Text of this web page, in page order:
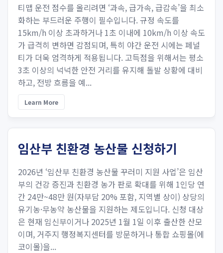
티맵 운전 점수를 올리려면 ‘과속, 급가속, 급감속’을 최소
화하는 부드러운 주행이 필수입니다. 규정 속도를
15km/h 이상 초과하거나 1초 이내에 10km/h 이상 속도
가 급격히 변하면 감점되며, 특히 야간 운전 시에는 페널
티가 더욱 엄격하게 적용됩니다. 고득점을 위해서는 평소
3초 이상의 넉넉한 안전 거리를 유지해 돌발 상황에 대비
하고, 전방 흐름을 예...
Learn More
임산부 친환경 농산물 신청하기
2026년 ‘임산부 친환경 농산물 꾸러미 지원 사업’은 임산
부의 건강 증진과 친환경 농가 판로 확대를 위해 1인당 연
간 24만~48만 원(자부담 20% 포함, 지역별 상이) 상당의
유기농·무농약 농산물을 지원하는 제도입니다. 신청 대상
은 현재 임신부이거나 2025년 1월 1일 이후 출산한 산모
이며, 거주지 행정복지센터를 방문하거나 통합 쇼핑몰(에
코이몰)을...